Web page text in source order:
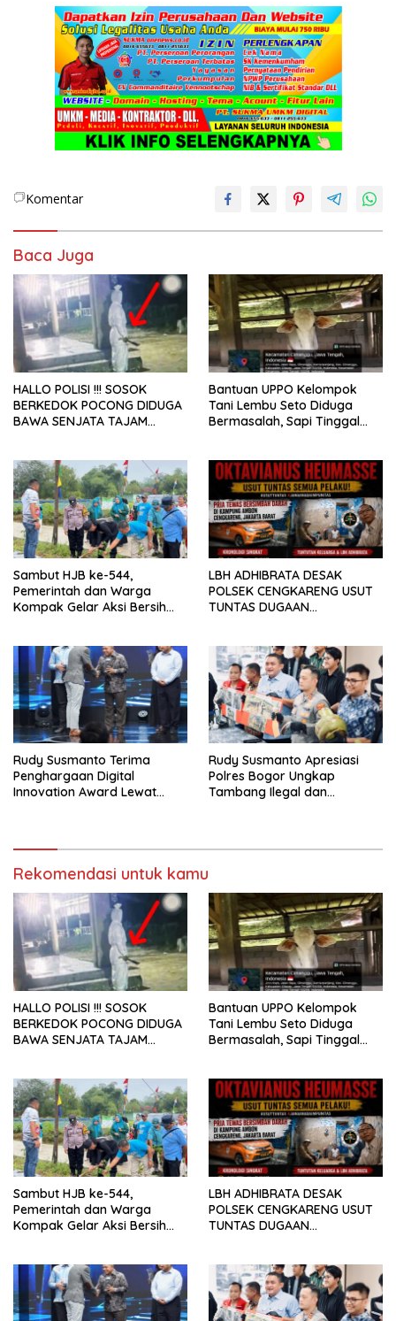
Komentar
Baca Juga
HALLO POLISI !!! SOSOK
BERKEDOK POCONG DIDUGA
BAWA SENJATA TAJAM
LEBONG
Bantuan UPPO Kelompok
Tani Lembu Seto Diduga
Bermasalah, Sapi Tinggal
Sambut HJB ke-544,
Pemerintah dan Warga
Kompak Gelar Aksi Bersih
LBH ADHIBRATA DESAK
POLSEK CENGKARENG USUT
TUNTAS DUGAAN
Rudy Susmanto Terima
Penghargaan Digital
Innovation Award Lewat
Rudy Susmanto Apresiasi
Polres Bogor Ungkap
Tambang Ilegal dan
Rekomendasi untuk kamu
HALLO POLISI !!! SOSOK
BERKEDOK POCONG DIDUGA
BAWA SENJATA TAJAM
LEBONG
Bantuan UPPO Kelompok
Tani Lembu Seto Diduga
Bermasalah, Sapi Tinggal
Sambut HJB ke-544,
Pemerintah dan Warga
Kompak Gelar Aksi Bersih
LBH ADHIBRATA DESAK
POLSEK CENGKARENG USUT
TUNTAS DUGAAN